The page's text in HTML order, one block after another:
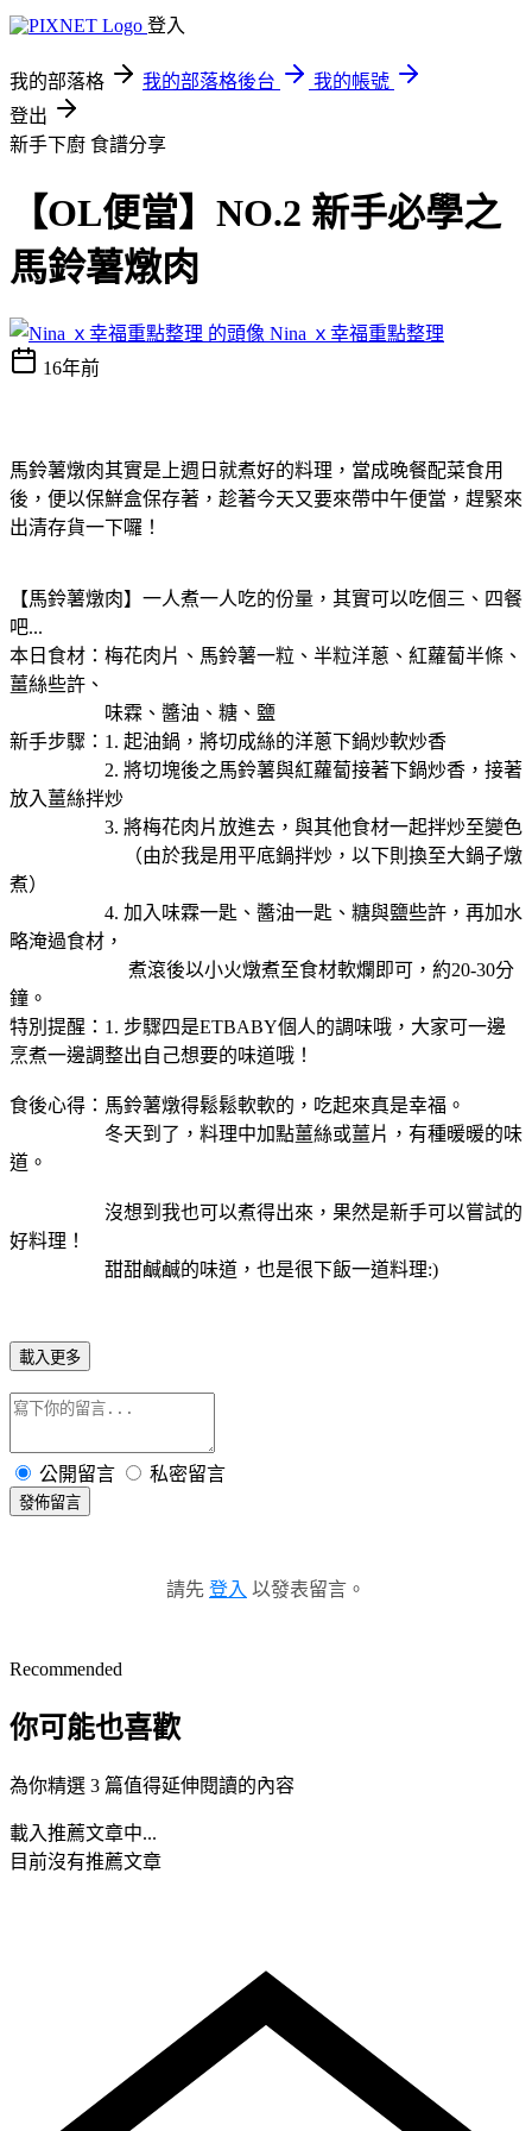
登入
我的部落格 我的部落格後台
我的帳號
登出
新手下廚 食譜分享
【OL便當】NO.2 新手必學之
馬鈴薯燉肉
Nina ｘ幸福重點整理
16年前
馬鈴薯燉肉其實是上週日就煮好的料理，當成晚餐配菜食用
後，便以保鮮盒保存著，趁著今天又要來帶中午便當，趕緊來
出清存貨一下囉！
【馬鈴薯燉肉】一人煮一人吃的份量，其實可以吃個三、四餐
吧...
本日食材：梅花肉片、馬鈴薯一粒、半粒洋蔥、紅蘿蔔半條、
薑絲些許、
味霖、醬油、糖、鹽
新手步驟：1. 起油鍋，將切成絲的洋蔥下鍋炒軟炒香
2. 將切塊後之馬鈴薯與紅蘿蔔接著下鍋炒香，接著
放入薑絲拌炒
3. 將梅花肉片放進去，與其他食材一起拌炒至變色
（由於我是用平底鍋拌炒，以下則換至大鍋子燉
煮）
4. 加入味霖一匙、醬油一匙、糖與鹽些許，再加水
略淹過食材，
煮滾後以小火燉煮至食材軟爛即可，約20-30分
鐘。
特別提醒：1. 步驟四是ETBABY個人的調味哦，大家可一邊
烹煮一邊調整出自己想要的味道哦！
食後心得：馬鈴薯燉得鬆鬆軟軟的，吃起來真是幸福。
冬天到了，料理中加點薑絲或薑片，有種暖暖的味
道。
沒想到我也可以煮得出來，果然是新手可以嘗試的
好料理！
甜甜鹹鹹的味道，也是很下飯一道料理:)
載入更多
公開留言 私密留言
發佈留言
請先 登入 以發表留言。
Recommended
你可能也喜歡
為你精選 3 篇值得延伸閱讀的內容
載入推薦文章中...
目前沒有推薦文章